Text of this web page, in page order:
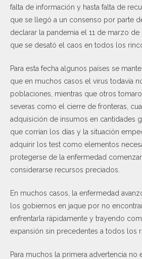
falta de información y hasta falta de
que se llegó a un consenso por parte
declarar la pandemia el 11 de marzo
que se desató el caos en todos los
Para esta fecha algunos países se
que en muchos casos el virus todavía
poblaciones, mientras que otros
severas como el cierre de fronteras,
adquisición de insumos en cantidades
que corrían los días y la situación
adquirir los test como elementos
protegerse de la enfermedad
considerarse recursos preciados.
En muchos casos, la enfermedad
los gobiernos en jaque por no
enfrentarla rápidamente y trayendo
expansión sin precedentes a todos los
Para muchos la primera advertencia no